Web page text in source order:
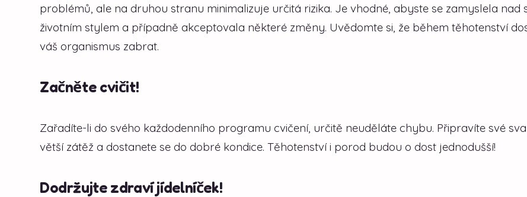
problémů, ale na druhou stranu minimalizuje určitá rizika. Je vhodné, abyste se zamyslela nad
životním stylem a případně akceptovala některé změny. Uvědomte si, že během těhotenství
váš organismus zabrat.
Začněte cvičit!
Zařadíte-li do svého každodenního programu cvičení, určitě neuděláte chybu. Připravíte své
větší zátěž a dostanete se do dobré kondice. Těhotenství i porod budou o dost jednodušší!
Dodržujte zdraví jídelníček!